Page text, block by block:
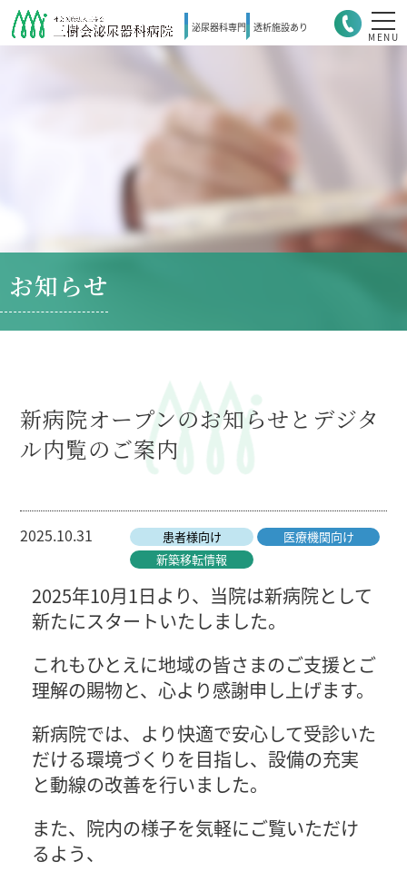
泌尿器科専門 透析施設あり
MENU
お知らせ
新病院オープンのお知らせとデジタ
ル内覧のご案内
2025.10.31 患者様向け
医療機関向け
新築移転情報
2025年10月1日より、当院は新病院として
新たにスタートいたしました。
これもひとえに地域の皆さまのご支援とご
理解の賜物と、心より感謝申し上げます。
新病院では、より快適で安心して受診いた
だける環境づくりを目指し、設備の充実
と動線の改善を行いました。
また、院内の様子を気軽にご覧いただけ
るよう、